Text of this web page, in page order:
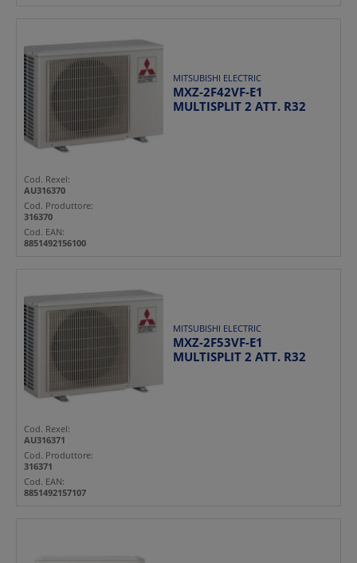
MITSUBISHI ELECTRIC
MXZ-2F42VF-E1
MULTISPLIT 2 ATT. R32
Cod. Rexel:
AU316370
Cod. Produttore:
316370
Cod. EAN:
8851492156100
MITSUBISHI ELECTRIC
MXZ-2F53VF-E1
MULTISPLIT 2 ATT. R32
Cod. Rexel:
AU316371
Cod. Produttore:
316371
Cod. EAN:
8851492157107